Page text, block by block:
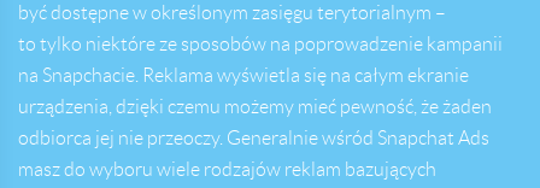
być dostępne w określonym zasięgu terytorialnym –
to tylko niektóre ze sposobów na poprowadzenie kampanii
na Snapchacie. Reklama wyświetla się na całym ekranie
urządzenia, dzięki czemu możemy mieć pewność, że żaden
odbiorca jej nie przeoczy. Generalnie wśród Snapchat Ads
masz do wyboru wiele rodzajów reklam bazujących